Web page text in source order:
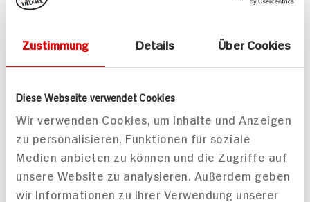
Zustimmung Details Über Cookies
Diese Webseite verwendet Cookies
Wir verwenden Cookies, um Inhalte und Anzeigen
zu personalisieren, Funktionen für soziale
Medien anbieten zu können und die Zugriffe auf
unsere Website zu analysieren. Außerdem geben
wir Informationen zu Ihrer Verwendung unserer
Vegane Bananen-
153 kcal p. Portion
Veganer Schokoladen-